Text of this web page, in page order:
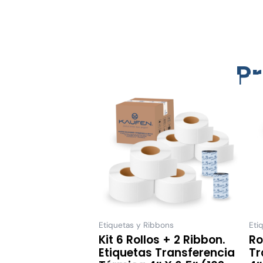
Etiquetas y Ribbons
Kit 6 Rollos + 2 Ribbon.
Etiquetas Transferencia
múltiples
variantes.
Las
opciones
en
la